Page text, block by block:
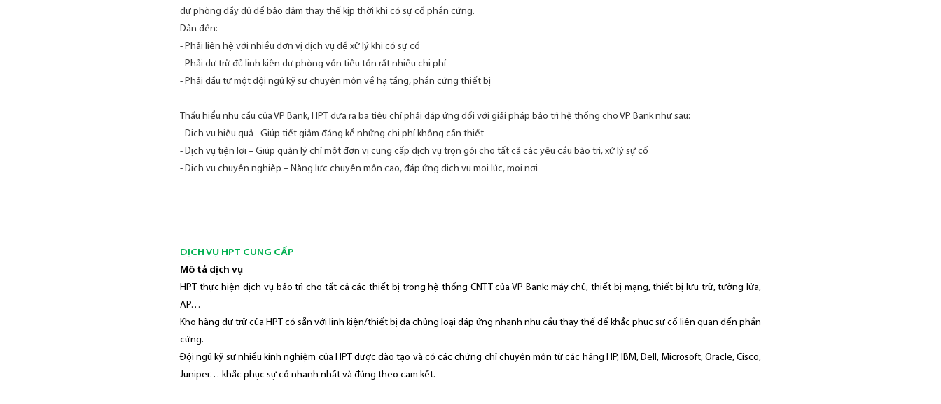
dự phòng đầy đủ để bảo đảm thay thế kịp thời khi có sự cố phần cứng.
Dẫn đến:
- Phải liên hệ với nhiều đơn vị dịch vụ để xử lý khi có sự cố
- Phải dự trữ đủ linh kiện dự phòng vốn tiêu tốn rất nhiều chi phí
- Phải đầu tư một đội ngũ kỹ sư chuyên môn về hạ tầng, phần cứng thiết bị
Thấu hiểu nhu cầu của VP Bank, HPT đưa ra ba tiêu chí phải đáp ứng đối với giải pháp bảo trì hệ thống cho VP Bank như sau:
- Dịch vụ hiệu quả - Giúp tiết giảm đáng kể những chi phí không cần thiết
- Dịch vụ tiện lợi – Giúp quản lý chỉ một đơn vị cung cấp dịch vụ trọn gói cho tất cả các yêu cầu bảo trì, xử lý sự cố
- Dịch vụ chuyên nghiệp – Năng lực chuyên môn cao, đáp ứng dịch vụ mọi lúc, mọi nơi
DỊCH VỤ HPT CUNG CẤP
Mô tả dịch vụ
HPT thực hiện dịch vụ bảo trì cho tất cả các thiết bị trong hệ thống CNTT của VP Bank: máy chủ, thiết bị mạng, thiết bị lưu trữ, tường lửa,
AP…
Kho hàng dự trữ của HPT có sẵn với linh kiện/thiết bị đa chủng loại đáp ứng nhanh nhu cầu thay thế để khắc phục sự cố liên quan đến phần
cứng.
Đội ngũ kỹ sư nhiều kinh nghiệm của HPT được đào tạo và có các chứng chỉ chuyên môn từ các hãng HP, IBM, Dell, Microsoft, Oracle, Cisco,
Juniper… khắc phục sự cố nhanh nhất và đúng theo cam kết.